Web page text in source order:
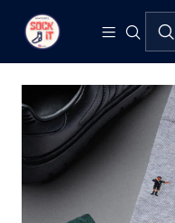
Inicio The London
THE